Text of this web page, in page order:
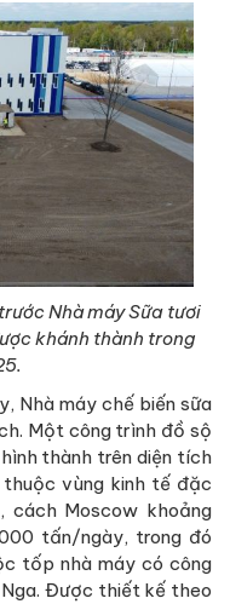
Nhà máy Sữa tươi
khánh thành trong
Nhà máy chế biến sữa
Một công trình đồ sộ
thành trên diện tích
thuộc vùng kinh tế đặc
cách Moscow khoảng
tấn/ngày, trong đó
tốp nhà máy có công
Được thiết kế theo